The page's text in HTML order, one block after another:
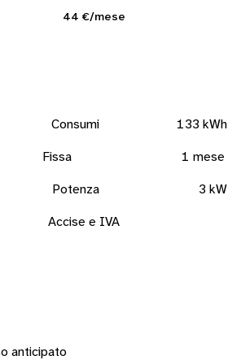
44 €/mese
Consumi 133 kWh
Fissa 1 mese
Potenza 3 kW
Accise e IVA
anticipato